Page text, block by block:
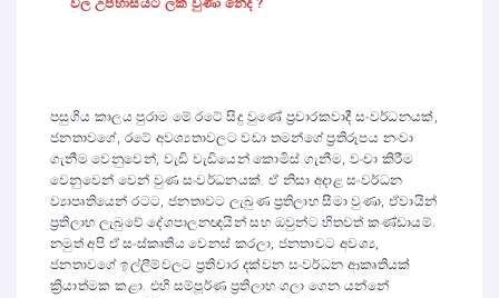
වල උපහාසයට ලක් වුණා නේද ?
පසුගිය කාලය පුරාම මේ රටේ සිදු වුණේ ප්‍රචාරකවාදී සංවර්ධනයක්,
ජනතාවගේ, රටේ අවශ්‍යතාවලට වඩා තමන්ගේ ප්‍රතිරූපය නංවා
ගැනීම වෙනුවෙන්, වැඩි වැඩියෙන් කොමිස් ගැනීම, වංචා කිරීම
වෙනුවෙන් වෙන් වුණ සංවර්ධනයක්. ඒ නිසා අදාළ සංවර්ධන
ව්‍යාපෘතියෙන් රටට, ජනතාවට ලැබුණ ප්‍රතිලාභ සීමා වුණා, ඒවායින්
ප්‍රතිලාභ ලැබුවේ දේශපාලනඥයින් සහ ඔවුන්ට හිතවත් කණ්ඩායම්.
නමුත් අපි ඒ සංස්කෘතිය වෙනස් කරලා, ජනතාවට අවශ්‍ය,
ජනතාවගේ ඉල්ලීම්වලට ප්‍රතිචාර දක්වන සංවර්ධන ආකෘතියක්
ක්‍රියාත්මක කළා. එහි සම්පූර්ණ ප්‍රතිලාභ ගලා ගෙන යන්නේ